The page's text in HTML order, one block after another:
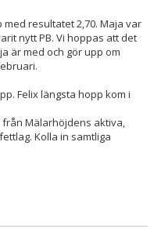
resultatet 2,70. Maja var
nytt PB. Vi hoppas att det
är med och gör upp om
Felix längsta hopp kom i
Mälarhöjdens aktiva,
Kolla in samtliga